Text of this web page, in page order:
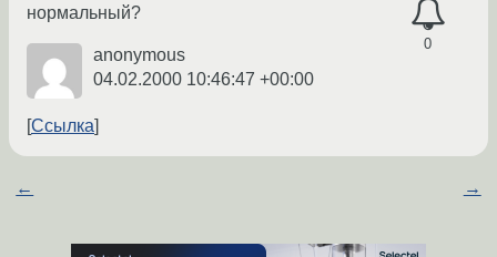
0
нормальный?
anonymous
04.02.2000 10:46:47 +00:00
Ссылка
← →